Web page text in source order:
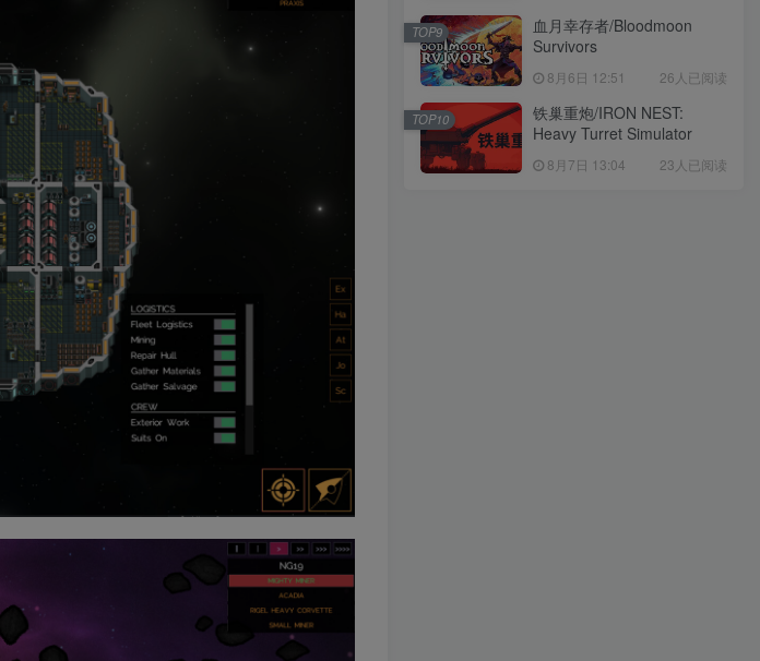
血月幸存者/Bloodmoon
Survivors
8月6日 12:51 26人已阅读
TOP9
铁巢重炮/IRON NEST:
Heavy Turret Simulator
8月7日 13:04 23人已阅读
TOP10